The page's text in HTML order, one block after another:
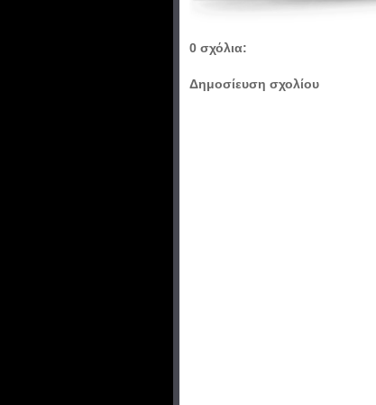
0 σχόλια:
Δημοσίευση σχολίου